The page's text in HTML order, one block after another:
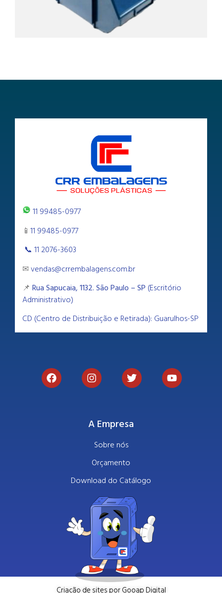
11 99485-0977
📱 11 99485-0977
📞 11 2076-3603
✉vendas@crrembalagens.com.br
📌 Rua Sapucaia, 1132. São Paulo – SP (Escritório
Administrativo)
CD (Centro de Distribuição e Retirada): Guarulhos-SP
A Empresa
Sobre nós
Orçamento
Download do Catálogo
Criação de sites por Gooap Digital